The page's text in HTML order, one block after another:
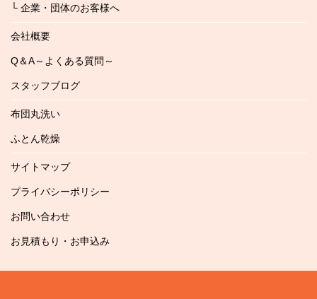
└ 企業・団体のお客様へ
会社概要
Q＆A～よくある質問～
スタッフブログ
布団丸洗い
ふとん乾燥
サイトマップ
プライバシーポリシー
お問い合わせ
お見積もり・お申込み